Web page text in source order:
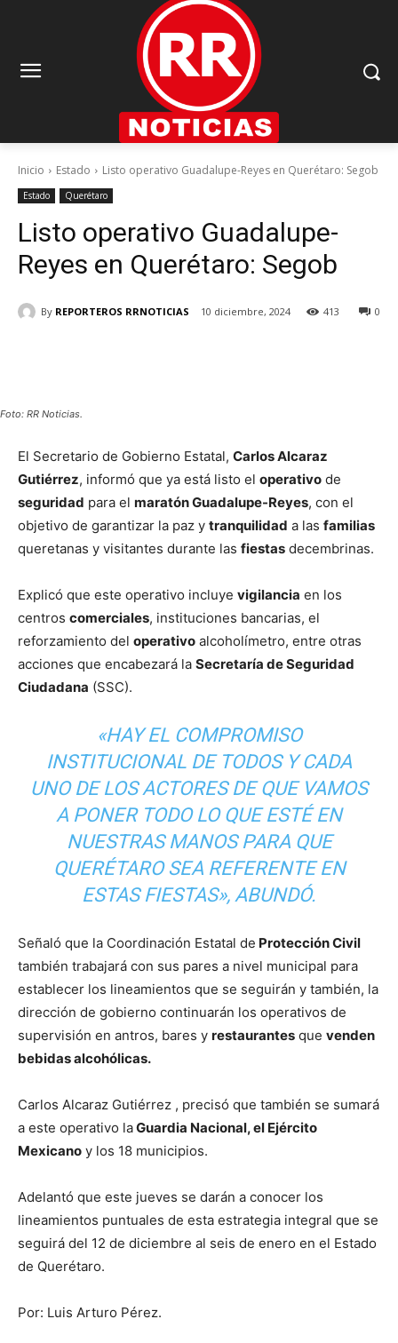
Inicio Estado Listo operativo Guadalupe-Reyes en Querétaro: Segob
Estado Querétaro
Listo operativo Guadalupe-
Reyes en Querétaro: Segob
By REPORTEROS RRNOTICIAS 10 diciembre, 2024 0
413
Foto: RR Noticias.
El Secretario de Gobierno Estatal, Carlos Alcaraz
Gutiérrez, informó que ya está listo el operativo de
seguridad para el maratón Guadalupe-Reyes, con el
objetivo de garantizar la paz y tranquilidad a las familias
queretanas y visitantes durante las fiestas decembrinas.
Explicó que este operativo incluye vigilancia en los
centros comerciales, instituciones bancarias, el
reforzamiento del operativo alcoholímetro, entre otras
acciones que encabezará la Secretaría de Seguridad
Ciudadana (SSC).
«HAY EL COMPROMISO
INSTITUCIONAL DE TODOS Y CADA
UNO DE LOS ACTORES DE QUE VAMOS
A PONER TODO LO QUE ESTÉ EN
NUESTRAS MANOS PARA QUE
QUERÉTARO SEA REFERENTE EN
ESTAS FIESTAS», ABUNDÓ.
Señaló que la Coordinación Estatal de Protección Civil
también trabajará con sus pares a nivel municipal para
establecer los lineamientos que se seguirán y también, la
dirección de gobierno continuarán los operativos de
supervisión en antros, bares y restaurantes que venden
bebidas alcohólicas.
Carlos Alcaraz Gutiérrez , precisó que también se sumará
a este operativo laGuardia Nacional, el Ejército
Mexicano y los 18 municipios.
Adelantó que este jueves se darán a conocer los
lineamientos puntuales de esta estrategia integral que se
seguirá del 12 de diciembre al seis de enero en el Estado
de Querétaro.
Por: Luis Arturo Pérez.